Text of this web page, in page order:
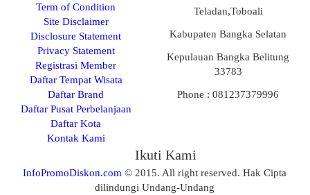
Term of Condition
Site Disclaimer
Disclosure Statement
Privacy Statement
Registrasi Member
Daftar Tempat Wisata
Daftar Brand
Daftar Pusat Perbelanjaan
Daftar Kota
Kontak Kami
Teladan,Toboali
Kabupaten Bangka Selatan
Kepulauan Bangka Belitung
33783
Phone : 081237379996
Ikuti Kami
InfoPromoDiskon.com © 2015. All right reserved. Hak Cipta
dilindungi Undang-Undang